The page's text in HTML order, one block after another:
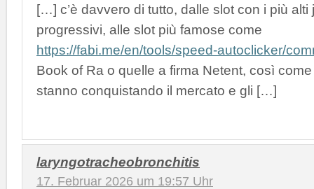
[…] c’è davvero di tutto, dalle slot con i più alti
progressivi, alle slot più famose come
https://fabi.me/en/tools/speed-autoclicker/
Book of Ra o quelle a firma Netent, così
stanno conquistando il mercato e gli […]
laryngotracheobronchitis
17. Februar 2026 um 19:57 Uhr